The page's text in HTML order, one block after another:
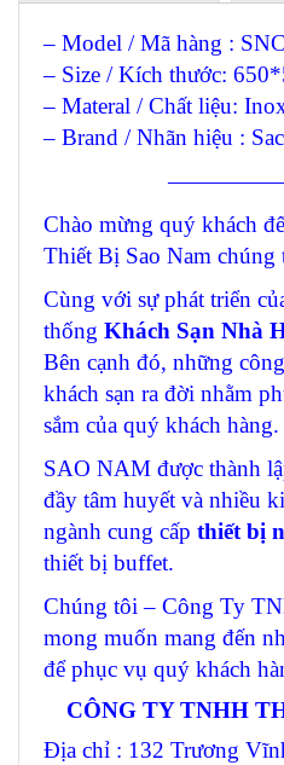
– Model / Mã hàng :
– Size / Kích thước:
– Materal / Chất liệu:
– Brand / Nhãn hiệu :
Chào mừng quý khách
Thiết Bị Sao Nam chúng
Cùng với sự phát triển
thống Khách Sạn Nhà
Bên cạnh đó, những
khách sạn ra đời nhằm
sắm của quý khách hàng.
SAO NAM được thành
đầy tâm huyết và nhiều
ngành cung cấp thiết bị
thiết bị buffet.
Chúng tôi – Công Ty
mong muốn mang đến
để phục vụ quý khách
CÔNG TY TNHH
Địa chỉ : 132 Trương